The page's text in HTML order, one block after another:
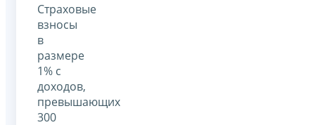
Страховые
взносы
в
размере
1% с
доходов,
превышающих
300